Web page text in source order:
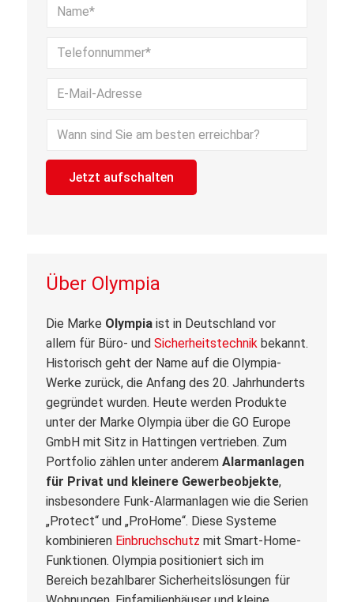
Bitte lasse dieses Feld leer.
Über Olympia
Die Marke Olympia ist in Deutschland vor
allem für Büro- und Sicherheitstechnik bekannt.
Historisch geht der Name auf die Olympia-
Werke zurück, die Anfang des 20. Jahrhunderts
gegründet wurden. Heute werden Produkte
unter der Marke Olympia über die GO Europe
GmbH mit Sitz in Hattingen vertrieben. Zum
Portfolio zählen unter anderem Alarmanlagen
für Privat und kleinere Gewerbeobjekte,
insbesondere Funk-Alarmanlagen wie die Serien
„Protect“ und „ProHome“. Diese Systeme
kombinieren Einbruchschutz mit Smart-Home-
Funktionen. Olympia positioniert sich im
Bereich bezahlbarer Sicherheitslösungen für